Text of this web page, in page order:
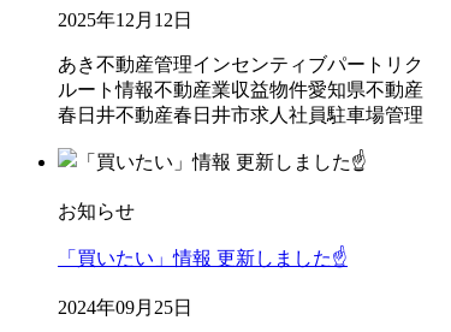
2025年12月12日
あき不動産管理インセンティブパート リク
ルート情報不動産業収益物件愛知県不動産
春日井不動産春日井市求人 社員駐車場管理
お知らせ
「買いたい」情報 更新しました☝️
2024年09月25日